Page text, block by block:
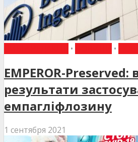
• •
EMPEROR-
результати
емпагліфлозину
1 сентября 2021